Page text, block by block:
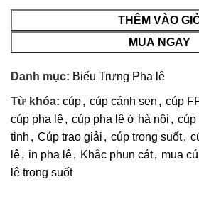
THÊM VÀO
MUA NGAY
Danh mục: Biểu Trưng Pha lê
Từ khóa: cúp, cúp cánh sen , cúp
cúp pha lê, cúp pha lê ở hà nội , cúp
tinh , Cúp trao giải , cúp trong suốt,
lê, in pha lê, Khắc phun cát, mua
lê trong suốt